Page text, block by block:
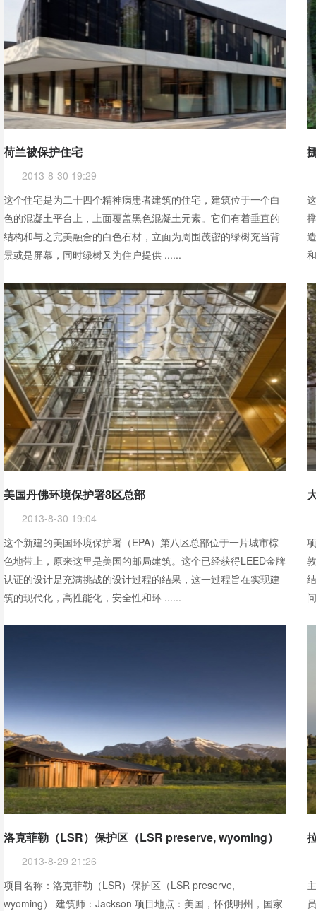
荷兰被保护住宅
2013-8-30 19:29
这个住宅是为二十四个精神病患者建筑的住宅，建筑位于一个白
色的混凝土平台上，上面覆盖黑色混凝土元素。它们有着垂直的
结构和与之完美融合的白色石材，立面为周围茂密的绿树充当背
景或是屏幕，同时绿树又为住户提供 ......
美国丹佛环境保护署8区总部
2013-8-30 19:04
这个新建的美国环境保护署（EPA）第八区总部位于一片城市棕
色地带上，原来这里是美国的邮局建筑。这个已经获得LEED金牌
认证的设计是充满挑战的设计过程的结果，这一过程旨在实现建
筑的现代化，高性能化，安全性和环 ......
洛克菲勒（LSR）保护区（LSR preserve, wyoming）
2013-8-29 21:26
项目名称：洛克菲勒（LSR）保护区（LSR preserve,
wyoming） 建筑师：Jackson 项目地点：美国，怀俄明州，国家